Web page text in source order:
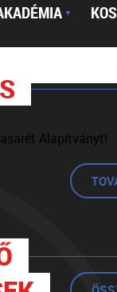
▼
Alapítványt!